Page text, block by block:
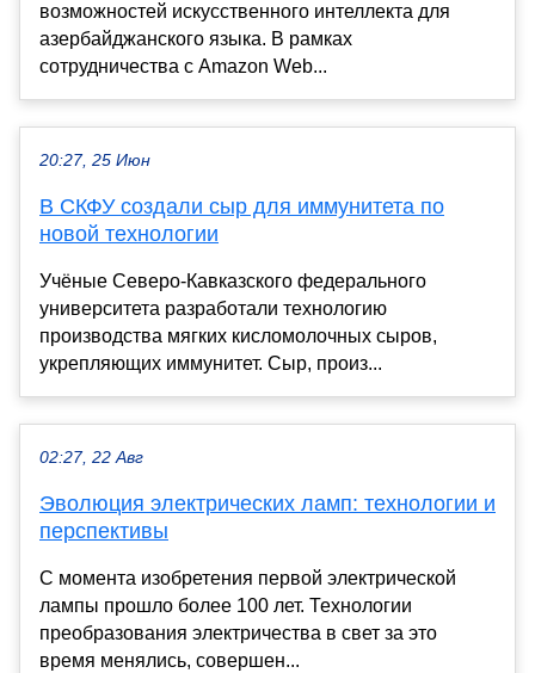
возможностей искусственного интеллекта для
азербайджанского языка. В рамках
сотрудничества с Amazon Web...
20:27, 25 Июн
В СКФУ создали сыр для иммунитета по
новой технологии
Учёные Северо-Кавказского федерального
университета разработали технологию
производства мягких кисломолочных сыров,
укрепляющих иммунитет. Сыр, произ...
02:27, 22 Авг
Эволюция электрических ламп: технологии и
перспективы
С момента изобретения первой электрической
лампы прошло более 100 лет. Технологии
преобразования электричества в свет за это
время менялись, совершен...